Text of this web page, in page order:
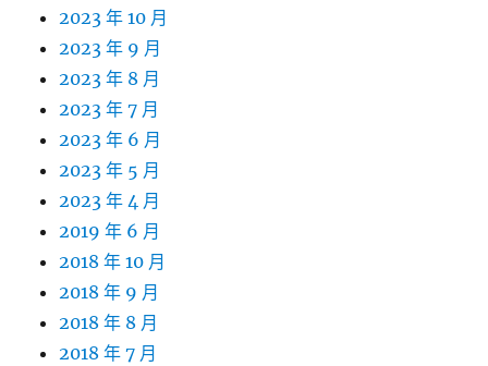
2023 年 10 月
2023 年 9 月
2023 年 8 月
2023 年 7 月
2023 年 6 月
2023 年 5 月
2023 年 4 月
2019 年 6 月
2018 年 10 月
2018 年 9 月
2018 年 8 月
2018 年 7 月